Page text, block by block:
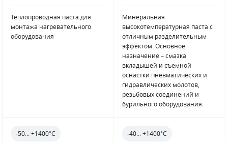
Теплопроводная паста для
монтажа нагревательного
оборудования
Минеральная
высокотемпературная паста с
отличным разделительным
эффектом. Основное
назначение – смазка
вкладышей и съемной
оснастки пневматических и
гидравлических молотов,
резьбовых соединений и
бурильного оборудования.
-50... +1400°С -40... +1400°С